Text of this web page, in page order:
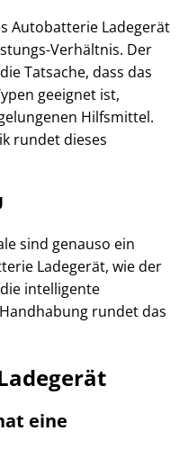
Autobatterie Ladegerät
Verhältnis. Der
Tatsache, dass das
geeignet ist,
Hilfsmittel.
rundet dieses
sind genauso ein
Ladegerät, wie der
intelligente
rundet das
eine